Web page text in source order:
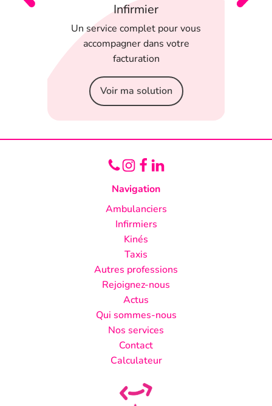
Infirmier
Un service complet pour vous
accompagner dans votre
facturation
Voir ma solution
Navigation
Ambulanciers
Infirmiers
Kinés
Taxis
Autres professions
Rejoignez-nous
Actus
Qui sommes-nous
Nos services
Contact
Calculateur